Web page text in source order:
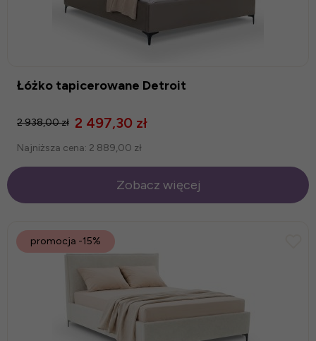
Łóżko tapicerowane Detroit
2 497,30 zł
2 938,00 zł
Najniższa cena: 2 889,00 zł
Zobacz więcej
promocja -15%